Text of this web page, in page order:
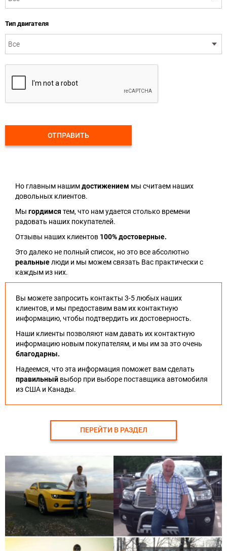
Тип двигателя
ОТПРАВИТЬ
Но главным нашимдостижением мы считаем наших
довольных клиентов.
Мы гордимся тем, что нам удается столько времени
радовать наших покупателей.
Отзывы наших клиентов 100% достоверные.
Это далеко не полный список, но это все абсолютно
реальныелюди и мы можем связать Вас практически с
каждым из них.
Вы можете запросить контакты 3-5 любых наших
клиентов, и мы предоставим вам их контактную
информацию, чтобы подтвердить их достоверность.
Наши клиенты позволяют нам давать их контактную
информацию новым покупателям, и мы им за это очень
благодарны.
Надеемся, что эта информация поможет вам сделать
правильный выбор при выборе поставщика автомобиля
из США и Канады.
ПЕРЕЙТИ В РАЗДЕЛ